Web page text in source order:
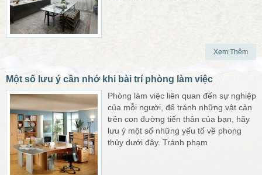
Xem Thêm
Một số lưu ý cần nhớ khi bài trí phòng làm việc
Phòng làm việc liên quan đến sự nghiệp
của mỗi người, để tránh những vật cản
trên con đường tiến thân của bạn, hãy
lưu ý một số những yếu tố về phong
thủy dưới đây. Tránh phạm